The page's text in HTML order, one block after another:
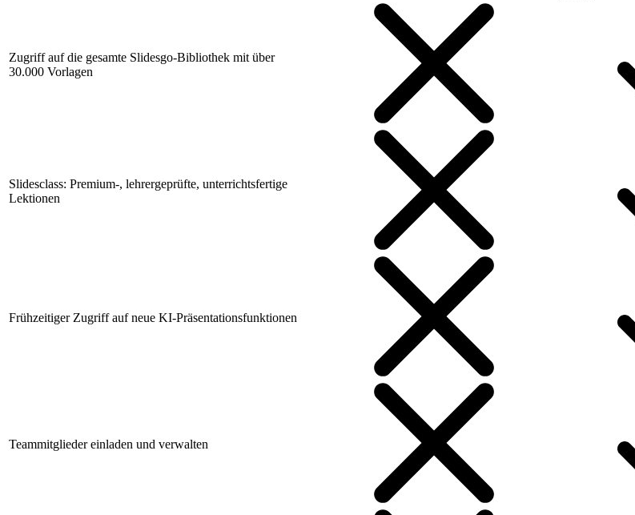
Zugriff auf die gesamte Slidesgo-Bibliothek mit über
30.000 Vorlagen
Slidesclass: Premium-, lehrergeprüfte, unterrichtsfertige
Lektionen
Frühzeitiger Zugriff auf neue KI-Präsentationsfunktionen
Teammitglieder einladen und verwalten